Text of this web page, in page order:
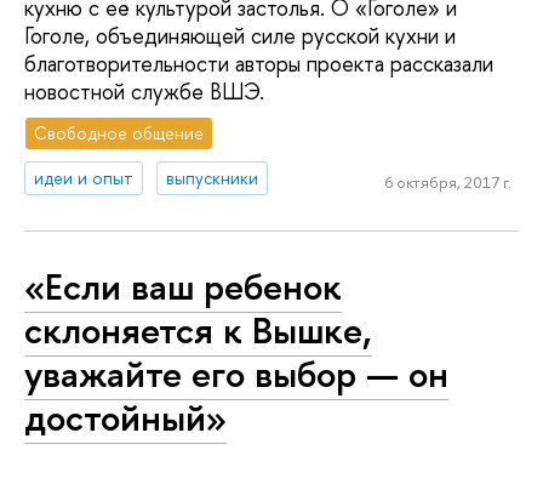
кухню с её культурой застолья. О «Гоголе» и
Гоголе, объединяющей силе русской кухни и
благотворительности авторы проекта рассказали
новостной службе ВШЭ.
Свободное общение
идеи и опыт
выпускники 6 октября, 2017 г.
«Если ваш ребенок
склоняется к Вышке,
уважайте его выбор — он
достойный»